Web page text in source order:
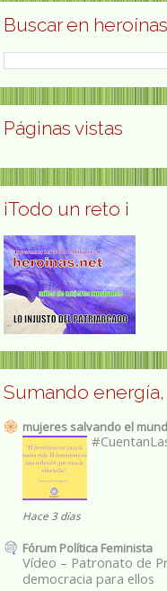
Buscar en heroínas
Páginas vistas
¡Todo un reto ¡
Sumando
mujeres salvando el
Hace 3 días
Fórum Política Feminista
Vídeo – Patronato de
democracia para ellos